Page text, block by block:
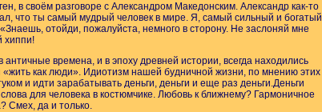
в своём разговоре с Александром Македонским. Александр как-то
что ты самый мудрый человек в мире. Я, самый сильный и богатый
отойди, пожалуйста, немного в сторону. Не заслоняй мне
хиппи!
времена, и в эпоху древней истории, всегда находились
как люди». Идиотизм нашей будничной жизни, по мнению этих
и идти зарабатывать деньги, деньги и еще раз деньги.Деньги
для человека в костюмчике. Любовь к ближнему? Гармоничное
Смех, да и только.